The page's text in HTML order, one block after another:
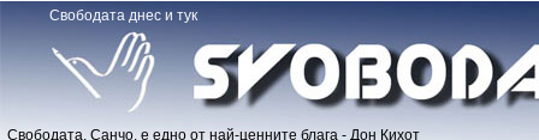
Свободата днес и тук
Свободата, Санчо, е едно от най-ценните блага - Дон Кихот